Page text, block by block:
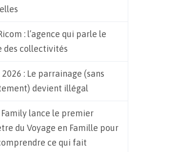
: l’agence qui parle le
des collectivités
: Le parrainage (sans
devient illégal
Family lance le premier
du Voyage en Famille pour
ce qui fait